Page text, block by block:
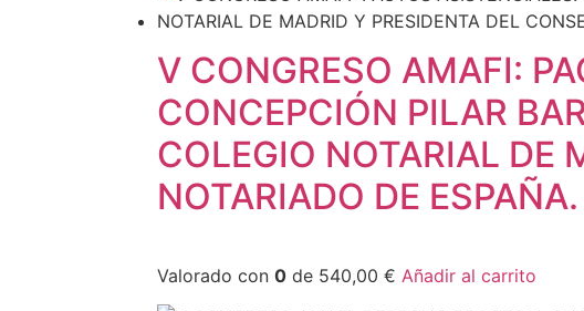
V CONGRESO AMAFI:
CONCEPCIÓN PILAR
COLEGIO NOTARIAL DE
NOTARIADO DE ESPAÑA.
Valorado con 0 de 540,00 € Añadir al carrito